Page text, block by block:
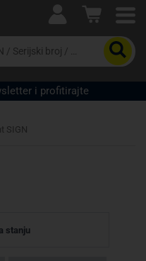
proizvoda i
i profitirajte
SIGN
stanju